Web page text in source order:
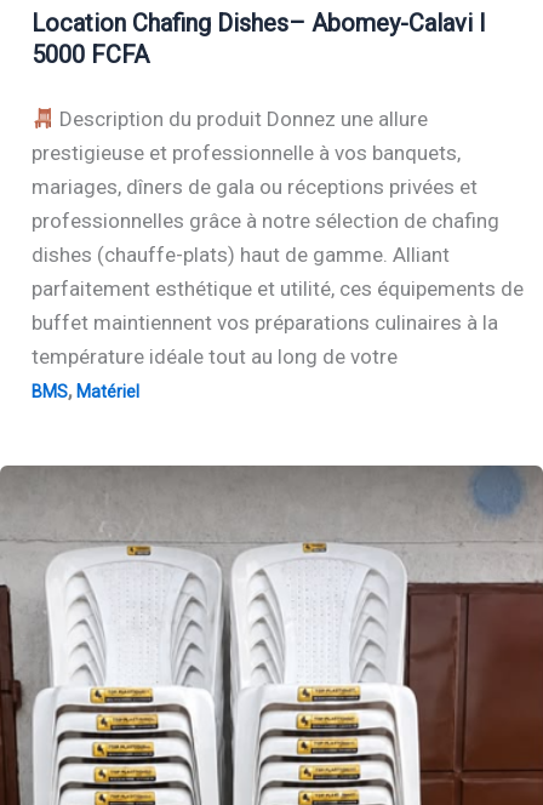
Location Chafing Dishes– Abomey-Calavi I
5000 FCFA
Description du produit Donnez une allure
prestigieuse et professionnelle à vos banquets,
mariages, dîners de gala ou réceptions privées et
professionnelles grâce à notre sélection de chafing
dishes (chauffe-plats) haut de gamme. Alliant
parfaitement esthétique et utilité, ces équipements de
buffet maintiennent vos préparations culinaires à la
température idéale tout au long de votre
BMS, Matériel